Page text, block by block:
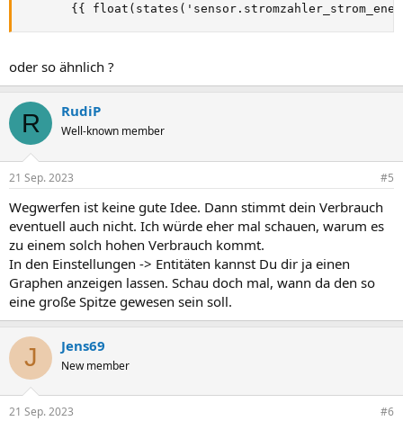
{{
oder so ähnlich ?
R RudiP
Well-known member
21 Sep. 2023 #5
Wegwerfen ist keine gute Idee. Dann stimmt dein Verbrauch
eventuell auch nicht. Ich würde eher mal schauen, warum es
zu einem solch hohen Verbrauch kommt.
In den Einstellungen -> Entitäten kannst Du dir ja einen
Graphen anzeigen lassen. Schau doch mal, wann da den so
eine große Spitze gewesen sein soll.
J Jens69
New member
21 Sep. 2023 #6